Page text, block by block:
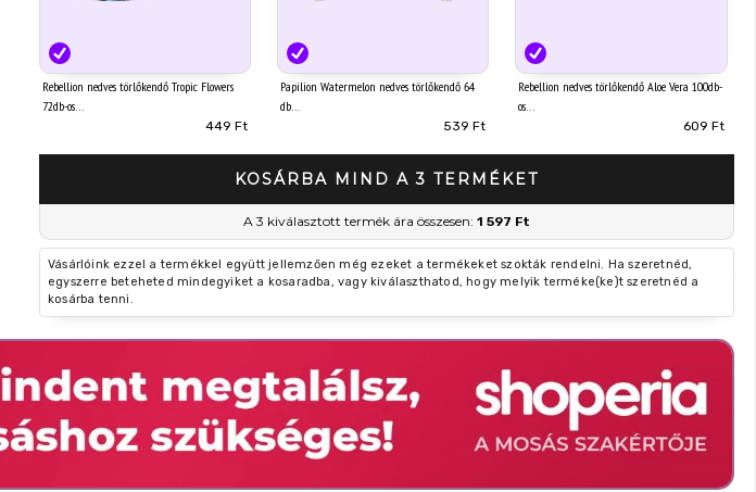
Rebellion nedves törlőkendő Tropic Flowers
72db-os
449 Ft
Papilion Watermelon nedves törlőkendő 64
db
539 Ft
Rebellion nedves törlőkendő Aloe Vera 100db-
os
609 Ft
KOSÁRBA MIND A 3 TERMÉKET
A 3 kiválasztott termék ára összesen: 1 597 Ft
Vásárlóink ezzel a termékkel együtt jellemzően még ezeket a termékeket szokták rendelni. Ha szeretnéd,
egyszerre beteheted mindegyiket a kosaradba, vagy kiválaszthatod, hogy melyik terméke(ke)t szeretnéd a
kosárba tenni.